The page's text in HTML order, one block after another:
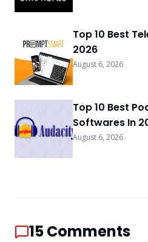
Top 10 Best
2026
August 6, 2026
Top 10 Best
Softwares In
August 6, 2026
15Comments